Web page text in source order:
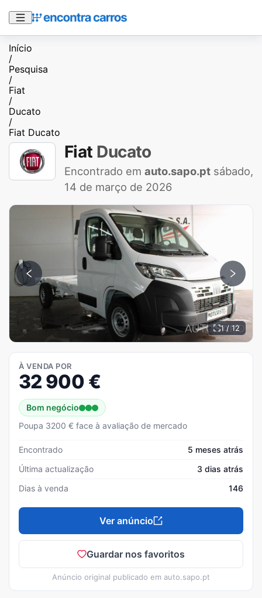
Início
/
Pesquisa
/
Fiat
/
Ducato
/
Fiat Ducato
Fiat Ducato
Encontrado em auto.sapo.pt sábado,
14 de março de 2026
1 / 12
À VENDA POR
32 900 €
Bom negócio
Poupa 3200 € face à avaliação de mercado
Encontrado
5 meses atrás
Última actualização
3 dias atrás
Dias à venda
146
Ver anúncio
Guardar nos favoritos
Anúncio original publicado em auto.sapo.pt